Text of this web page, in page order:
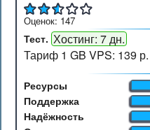
Оценок: 147
Тест. Хостинг: 7 дн.
Тариф 1 GB VPS: 139 р.
Ресурсы
Поддержка
Надёжность